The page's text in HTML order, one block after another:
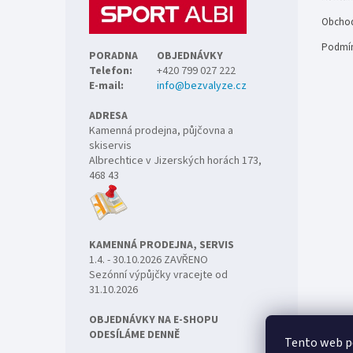
Tento web
PORADNA
OBJEDNÁVKY
Telefon:
+420 799 027 222
E-mail:
info@bezvalyze.cz
ADRESA
Kamenná prodejna, půjčovna a
skiservis
Albrechtice v Jizerských horách 173,
468 43
KAMENNÁ PRODEJNA, SERVIS
1.4. - 30.10.2026 ZAVŘENO
Sezónní výpůjčky vracejte od
31.10.2026
OBJEDNÁVKY NA E-SHOPU
ODESÍLÁME DENNĚ